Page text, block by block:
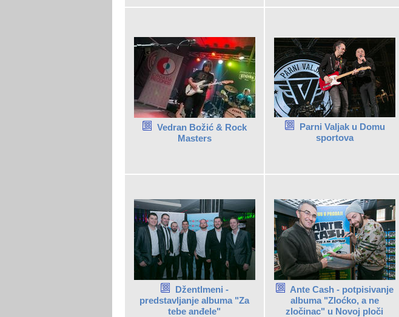
Vedran Božić & Rock
Masters
Parni Valjak u Domu
sportova
Džentlmeni -
predstavljanje albuma "Za
tebe anđele"
Ante Cash - potpisivanje
albuma "Zloćko, a ne
zločinac" u Novoj ploči